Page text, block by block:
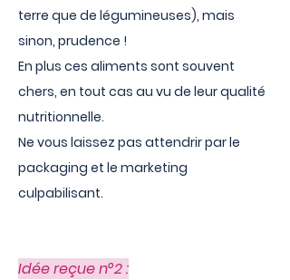
terre que de légumineuses), mais
sinon, prudence !
En plus ces aliments sont souvent
chers, en tout cas au vu de leur qualité
nutritionnelle.
Ne vous laissez pas attendrir par le
packaging et le marketing
culpabilisant.
Idée reçue n°2 :